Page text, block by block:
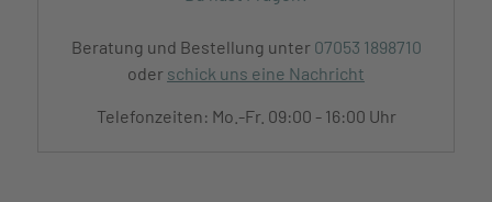
Beratung und Bestellung unter 07053 1898710
oder schick uns eine Nachricht
Telefonzeiten: Mo.-Fr. 09:00 - 16:00 Uhr